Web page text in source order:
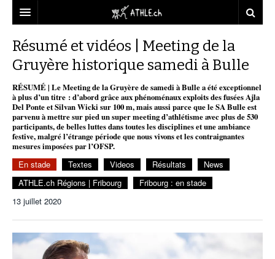
DOSSIERS
CHRONIQUES
TOUT
MICHEL HERREN
REPORTAGES
DOPAGE
GALERIES
STATISTIQUES
STATISTIQUES
MINIMA
PARTENAIRES
CNP
PARTENAIRES
CLUBS PARTENAIRES
TOUS SUPPORTERS D’ATHLE.CH !
VIDEOS
ATHLE.CH
CLUB D’ATHLÉTISME
CHARTE ÉDITORIALE
ATHLE.CH RÉGIONS
ATHLE.CH RÉGIONS | GENÈVE
TIMELINE
Résumé et vidéos | Meeting de la
Gruyère historique samedi à Bulle
RÉSUMÉ | Le Meeting de la Gruyère de samedi à Bulle a été exceptionnel
à plus d’un titre : d’abord grâce aux phénoménaux exploits des fusées Ajla
Del Ponte et Silvan Wicki sur 100 m, mais aussi parce que le SA Bulle est
parvenu à mettre sur pied un super meeting d’athlétisme avec plus de 530
participants, de belles luttes dans toutes les disciplines et une ambiance
festive, malgré l’étrange période que nous vivons et les contraignantes
mesures imposées par l’OFSP.
En stade Textes Videos Résultats
News
ATHLE.ch Régions | Fribourg
Fribourg : en stade
13 juillet 2020